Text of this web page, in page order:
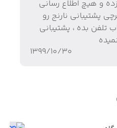
و هیچ اطلاع رسانی
پشتیبانی نارنج رو
بده ، پشتیبانی
۱۳۹۹/۱۰/۳۰